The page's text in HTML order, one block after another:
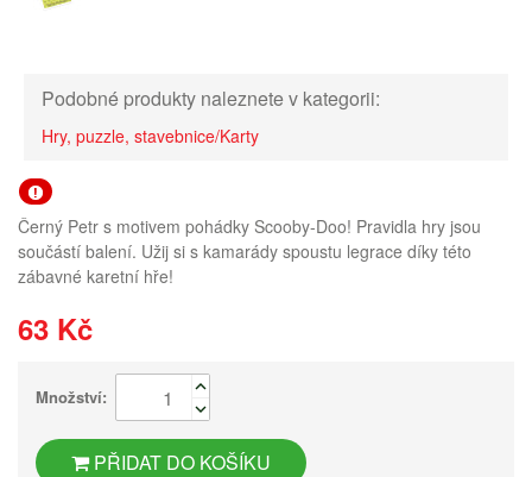
Podobné produkty naleznete v kategorii:
Hry, puzzle, stavebnice/Karty
Černý Petr s motivem pohádky Scooby-Doo! Pravidla hry jsou
součástí balení. Užij si s kamarády spoustu legrace díky této
zábavné karetní hře!
63 Kč
Množství:
PŘIDAT DO KOŠÍKU